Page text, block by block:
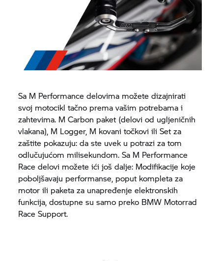
Sa M Performance delovima možete dizajnirati
svoj motocikl tačno prema vašim potrebama i
zahtevima. M Carbon paket (delovi od ugljeničnih
vlakana), M Logger, M kovani točkovi ili Set za
zaštite pokazuju: da ste uvek u potrazi za tom
odlučujućom milisekundom. Sa M Performance
Race delovi možete ići još dalje: Modifikacije koje
poboljšavaju performanse, poput kompleta za
motor ili paketa za unapređenje elektronskih
funkcija, dostupne su samo preko BMW Motorrad
Race Support.